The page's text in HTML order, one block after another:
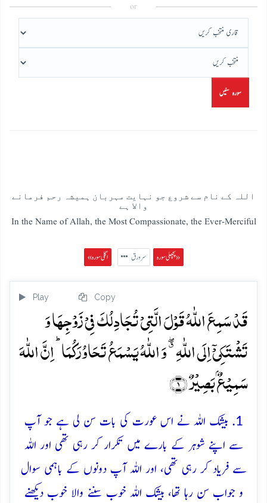
or
سورہ سنیں
اللہ کے نام سے شروع جو نہایت مہربان ہمیشہ رحم فرمانے
والا ہے
In the Name of Allah, the Most Compassionate, the Ever-Merciful
پچھلی سورہ » سرورق « اگلی سورہ
Play Copy
قَدۡ سَمِعَ اللّٰہُ قَوۡلَ الَّتِیۡ تُجَادِلُکَ فِیۡ زَوۡجِہَا وَ
تَشۡتَکِیۡۤ اِلَی اللّٰہِ ٭ۖ وَ اللّٰہُ یَسۡمَعُ تَحَاوُرَکُمَا ؕ اِنَّ اللّٰہَ
سَمِیۡعٌۢ بَصِیۡرٌ ﴿۱﴾
1. بیشک اللہ نے اس عورت کی بات سن لی ہے جو آپ
سے اپنے شوہر کے بارے میں تکرار کر رہی تھی اور اللہ
سے فریاد کر رہی تھی، اور اللہ آپ دونوں کے باہمی سوال
و جواب سن رہا تھا، بیشک اللہ خوب سننے والا خوب دیکھنے